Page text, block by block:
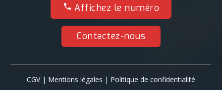
Affichez le numéro
06 32 94 09 84
Contactez-nous
CGV| Mentions légales | Politique de confidentialité